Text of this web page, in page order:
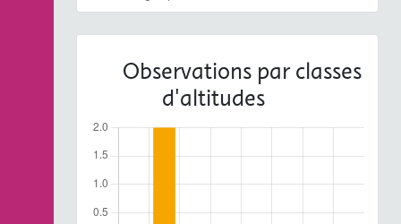
Observations par classes
d'altitudes